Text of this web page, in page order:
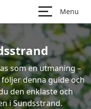
Menu
som en utmaning –
denna guide och
den enklaste och
i Sundsstrand.